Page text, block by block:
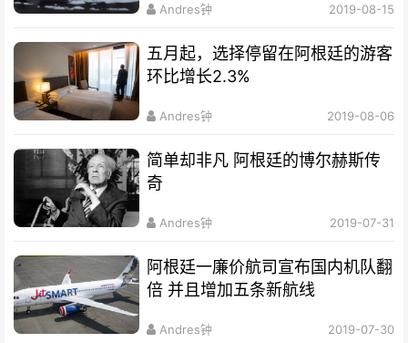
Andres钟 2019-08-15
五月起，选择停留在阿根廷的游客
环比增长2.3%
Andres钟 2019-08-06
简单却非凡 阿根廷的博尔赫斯传
奇
Andres钟 2019-07-31
阿根廷一廉价航司宣布国内机队翻
倍 并且增加五条新航线
Andres钟 2019-07-30